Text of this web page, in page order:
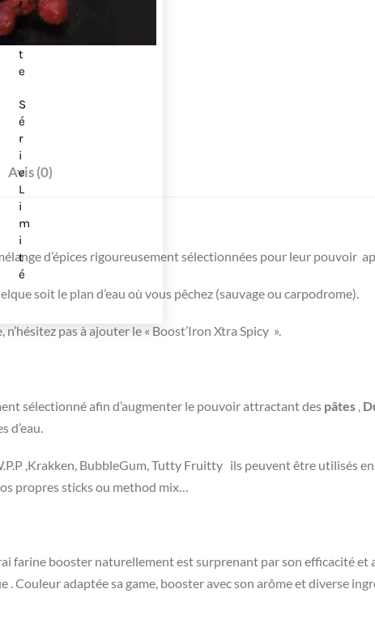
r
P
t
e
S
é
r
i
e
L
i
m
i
t
é
Avis (0)
d’épices rigoureusement sélectionnées pour leur pouvoir
soit le plan d’eau où vous pêchez (sauvage ou carpodrome).
pas à ajouter le « Boost’Iron Xtra Spicy ».
sélectionné afin d’augmenter le pouvoir attractant des pâtes ,
d’eau.
,Krakken, BubbleGum, Tutty Fruitty ils peuvent être utilisés
propres sticks ou method mix…
farine booster naturellement est surprenant par son efficacité et
Couleur adaptée sa game, booster avec son arôme et diverse